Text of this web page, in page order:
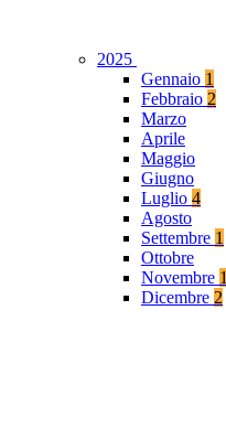
2025
Gennaio 1
Febbraio 2
Marzo
Aprile
Maggio
Giugno
Luglio 4
Agosto
Settembre 1
Ottobre
Novembre 1
Dicembre 2